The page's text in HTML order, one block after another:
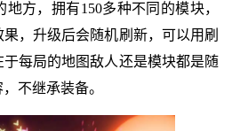
方，拥有150多种不同的模块，
，升级后会随机刷新，可以用刷
每局的地图敌人还是模块都是随
不继承装备。